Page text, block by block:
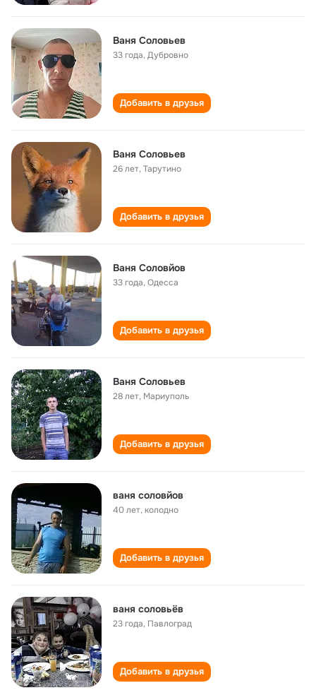
Ваня Соловьев
33 года,Дубровно
Добавить в друзья
Ваня Соловьев
26 лет,Тарутино
Добавить в друзья
Ваня Соловйов
33 года,Одесса
Добавить в друзья
Ваня Соловьев
28 лет, Мариуполь
Добавить в друзья
ваня соловйов
40 лет,колодно
Добавить в друзья
ваня соловьёв
23 года, Павлоград
Добавить в друзья